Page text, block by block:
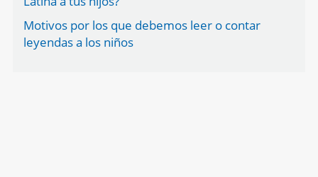
Motivos por los que debemos leer o contar
leyendas a los niños